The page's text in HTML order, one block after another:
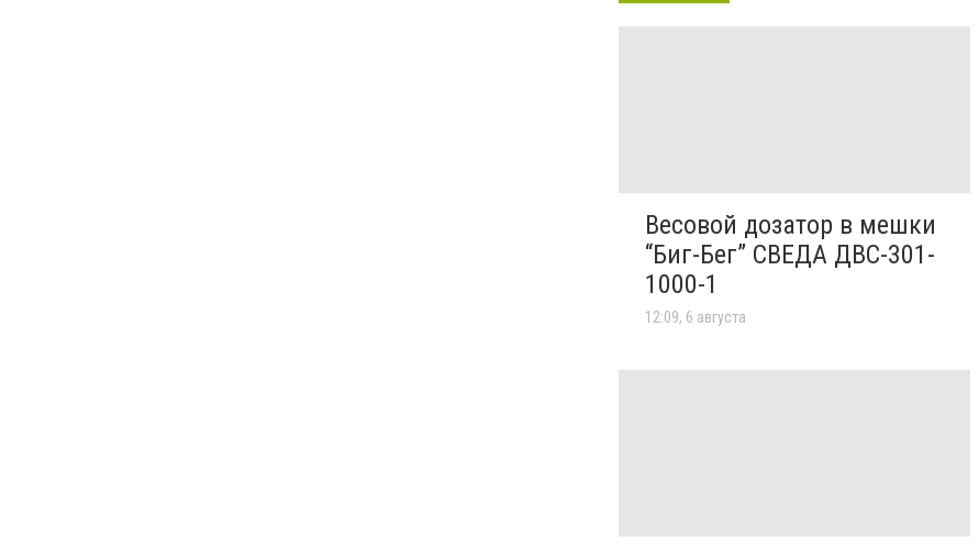
Весовой дозатор в мешки
“Биг-Бег” СВЕДА ДВС-301-
1000-1
12:09, 6 августа